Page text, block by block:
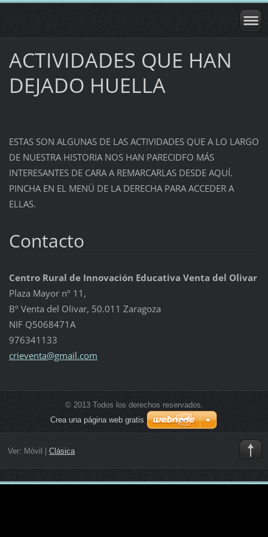
ACTIVIDADES QUE HAN
DEJADO HUELLA
ESTAS SON ALGUNAS DE LAS ACTIVIDADES QUE A LO LARGO
DE NUESTRA HISTORIA NOS HAN PARECIDFO MÁS
INTERESANTES DE CARA A REMARCARLAS DESDE AQUÍ.
PINCHA EN EL MENÚ DE LA DERECHA PARA ACCEDER A
ELLAS.
Contacto
Centro Rural de Innovación Educativa Venta del Olivar
Plaza Mayor nº 11,
Bº Venta del Olivar, 50.011 Zaragoza
NIF Q5068471A
976341133
crieventa@gmail.com
© 2013 Todos los derechos reservados.
Crea una página web gratis
Ver: Móvil Clásica